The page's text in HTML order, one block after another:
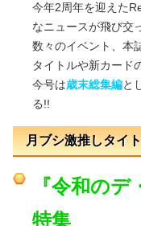
今年2周年を迎えた
なニュースが飛び交
数々のイベント、本
タイトルや新カード
今号は歳末総集編と
る!!
月ブシ激推しタイ
『令和の
特集